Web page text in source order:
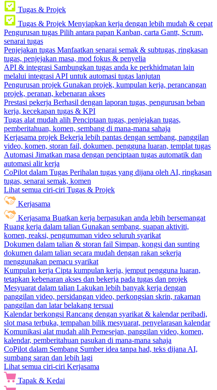
Tugas & Projek
Tugas & Projek Menyiapkan kerja dengan lebih mudah & cepat
Pengurusan tugas Pilih antara papan Kanban, carta Gantt, Scrum,
senarai tugas
Penjejakan tugas Manfaatkan senarai semak & subtugas, ringkasan
tugas, penjejakan masa, mod fokus & penyelia
API & integrasi Sambungkan tugas anda ke perkhidmatan lain
melalui integrasi API untuk automasi tugas lanjutan
Pengurusan projek Gunakan projek, kumpulan kerja, perancangan
projek, peranan, kebenaran akses
Prestasi pekerja Berhasil dengan laporan tugas, pengurusan beban
kerja, kecekapan tugas & KPI
Tugas alat mudah alih Penciptaan tugas, penjejakan tugas,
pemberitahuan, komen, sembang di mana-mana sahaja
Kerjasama projek Bekerja lebih pantas dengan sembang, panggilan
video, komen, storan fail, dokumen, pengguna luaran, templat tugas
Automasi Jimatkan masa dengan penciptaan tugas automatik dan
automasi alir kerja
CoPilot dalam Tugas Perihalan tugas yang dijana oleh AI, ringkasan
tugas, senarai semak, komen
Lihat semua ciri-ciri Tugas & Projek
Kerjasama
Kerjasama Buatkan kerja berpasukan anda lebih bersemangat
Ruang kerja dalam talian Gunakan sembang, suapan aktiviti,
komen, reaksi, pengumuman video seluruh syarikat
Dokumen dalam talian & storan fail Simpan, kongsi dan sunting
dokumen dalam talian secara mudah dengan rakan sekerja
menggunakan pemacu syarikat
Kumpulan kerja Cipta kumpulan kerja, jemput pengguna luaran,
tetapkan kebenaran akses dan bekerja pada tugas dan projek
Mesyuarat dalam talian Lakukan lebih banyak kerja dengan
panggilan video, persidangan video, perkongsian skrin, rakaman
panggilan dan latar belakang tersuai
Kalendar berkongsi Rancang dengan syarikat & kalendar peribadi,
slot masa terbuka, tempahan bilik mesyuarat, penyelarasan kalendar
Komunikasi alat mudah alih Pemesejan, panggilan video, komen,
kalendar, pemberitahuan pasukan di mana-mana sahaja
CoPilot dalam Sembang Sumber idea tanpa had, teks dijana AI,
sumbang saran dan lebih lagi
Lihat semua ciri-ciri Kerjasama
Tapak & Kedai